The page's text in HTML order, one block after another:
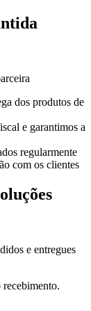
dos produtos de
e garantimos a
regularmente
com os clientes
e entregues